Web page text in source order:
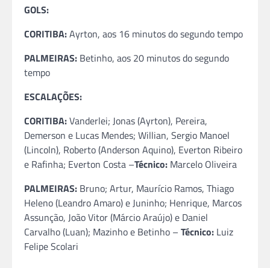
GOLS:
CORITIBA:Ayrton, aos 16 minutos do segundo tempo
PALMEIRAS: Betinho, aos 20 minutos do segundo
tempo
ESCALAÇÕES:
CORITIBA:Vanderlei; Jonas (Ayrton), Pereira,
Demerson e Lucas Mendes; Willian, Sergio Manoel
(Lincoln), Roberto (Anderson Aquino), Everton Ribeiro
e Rafinha; Everton Costa –Técnico: Marcelo Oliveira
PALMEIRAS: Bruno; Artur, Maurício Ramos, Thiago
Heleno (Leandro Amaro) e Juninho; Henrique, Marcos
Assunção, João Vitor (Márcio Araújo) e Daniel
Carvalho (Luan); Mazinho e Betinho – Técnico: Luiz
Felipe Scolari